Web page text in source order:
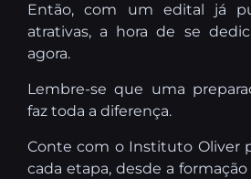
Então, com um edital já
atrativas, a hora de se
agora.
Lembre-se que uma
faz toda a diferença.
Conte com o Instituto Oliver
cada etapa, desde a